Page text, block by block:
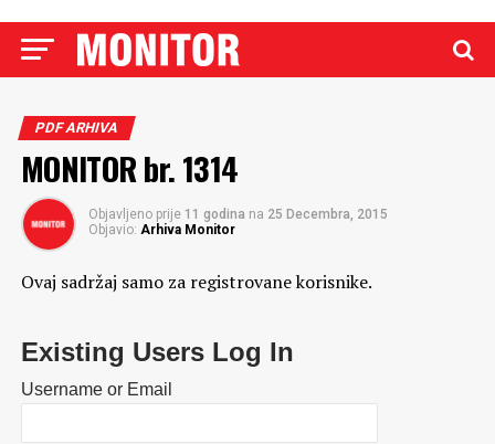
PDF ARHIVA
MONITOR br. 1314
Objavljeno prije 11 godina na 25 Decembra, 2015
Objavio: Arhiva Monitor
Ovaj sadržaj samo za registrovane korisnike.
Existing Users Log In
Username or Email